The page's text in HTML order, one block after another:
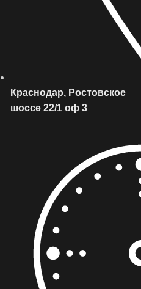
Краснодар, Ростовское
шоссе 22/1 оф 3